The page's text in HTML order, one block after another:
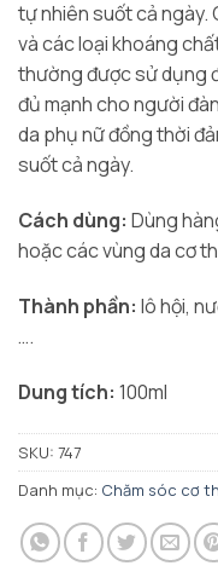
tự nhiên suốt cả ngày.
và các loại khoáng
thường được sử dụng
đủ mạnh cho người
da phụ nữ đồng thời
suốt cả ngày.
Cách dùng: Dùng
hoặc các vùng da cơ
Thành phần: lô hội,
….
Dung tích: 100ml
SKU: 747
Danh mục: Chăm sóc cơ